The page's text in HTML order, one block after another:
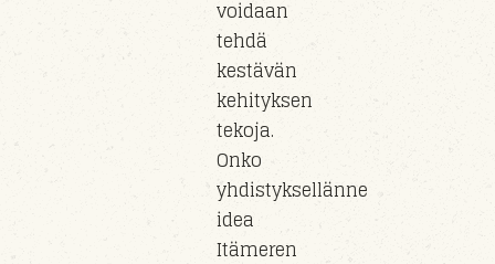
voidaan
tehdä
kestävän
kehityksen
tekoja.
Onko
yhdistyksellänne
idea
Itämeren